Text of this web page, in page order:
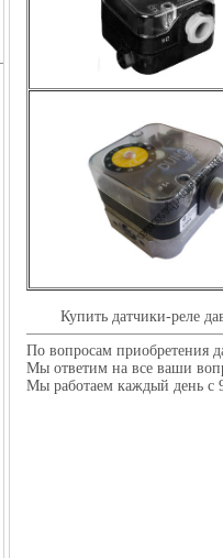
Купить датчики-реле
По вопросам приобретения
Мы ответим на все ваши
Мы работаем каждый день с